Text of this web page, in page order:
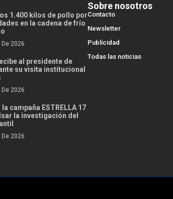
1.400 kilos de pollo por
en la cadena de frío
2026
al presidente de
su visita institucional
2026
campaña ESTRELLA 17
la investigación del
2026
Sobre nosotros
Contacto
Newsletter
Publicidad
Todas las noticias